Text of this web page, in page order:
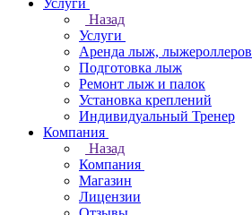
Услуги
Назад
Услуги
Аренда лыж, лыжероллеров
Подготовка лыж
Ремонт лыж и палок
Установка креплений
Индивидуальный Тренер
Компания
Назад
Компания
Магазин
Лицензии